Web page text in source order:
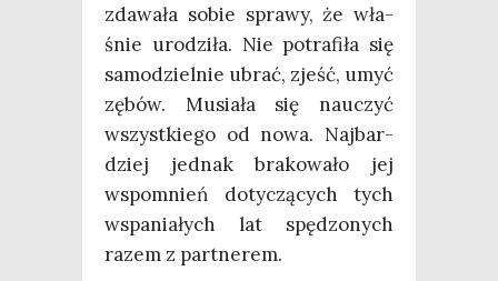
zda­wa­ła sobie spra­wy, że wła­
śnie uro­dzi­ła. Nie potra­fi­ła się
samo­dziel­nie ubrać, zjeść, umyć
zębów. Musia­ła się nauczyć
wszyst­kie­go od nowa. Naj­bar­
dziej jed­nak bra­ko­wa­ło jej
wspo­mnień doty­czą­cych tych
wspa­nia­łych lat spę­dzo­nych
razem z partnerem.